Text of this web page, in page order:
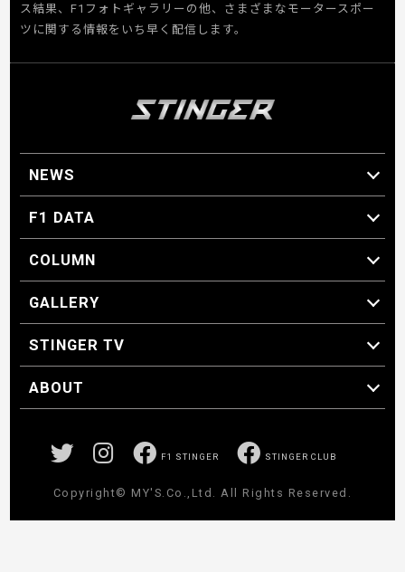
ス結果、F1フォトギャラリーの他、さまざまなモータースポー
ツに関する情報をいち早く配信します。
NEWS
F1 ニュース
F1 DATA
F1 日程
F1 データ
COLUMN
マイ・ワンダフル・サーキット
スクーデリア・一方通行
F1に燃え、ゴルフに泣く日々。
スティングくんの部屋
GALLERY
GALLERY
STINGER TV
STINGER TV
ABOUT
F1 STINGER STINGER CLUB
Copyright© MY'S.Co.,Ltd. All Rights Reserved.